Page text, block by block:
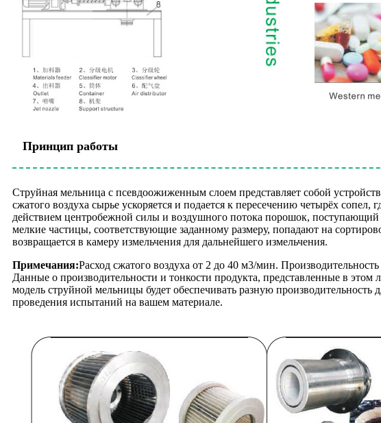
Принцип работы
Струйная мельница с псевдоожиженным слоем представляет собой
сжатого воздуха сырье ускоряется и подается к пересечению четырёх
действием центробежной силы и воздушного потока порошок, поступающий
мелкие частицы, соответствующие заданному размеру, попадают на
возвращается в камеру измельчения для дальнейшего измельчения.
Примечания:Расход сжатого воздуха от 2 до 40 м3/мин.
Данные о производительности и тонкости продукта, представленные в
модель струйной мельницы будет обеспечивать разную
проведения испытаний на вашем материале.